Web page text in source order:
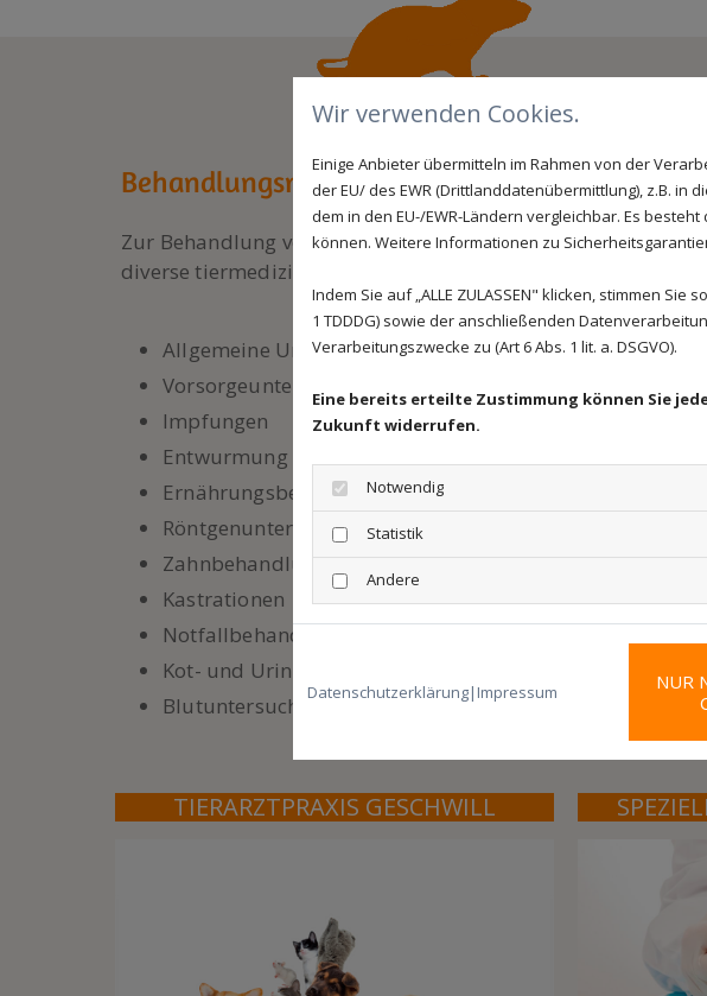
Behandlungsmöglichkeiten
Zur Behandlung von Krankheiten und zur Vorsorge stehen
diverse tiermedizinische Möglichkeiten zur Verfügung:
Allgemeine Untersuchungen
Vorsorgeuntersuchungen
Impfungen
Entwurmung
Ernährungsberatung
Röntgenuntersuchungen
Zahnbehandlungen
Kastrationen
Notfallbehandlungen
Kot- und Urinuntersuchungen
Blutuntersuchungen
TIERARZTPRAXIS GESCHWILL
Wir verwenden Cookies.
Einige Anbieter übermitteln im Rahmen von der
der EU/ des EWR (Drittlanddatenübermittlung), z.B. in
dem in den EU-/EWR-Ländern vergleichbar. Es
können. Weitere Informationen zu
Indem Sie auf „ALLE ZULASSEN" klicken, stimmen
1 TDDDG) sowie der anschließenden
Verarbeitungszwecke zu (Art 6 Abs. 1 lit. a. DSGVO).
Eine bereits erteilte Zustimmung können Sie
Zukunft widerrufen.
Notwendig
Statistik
Andere
Datenschutzerklärung| Impressum
NUR